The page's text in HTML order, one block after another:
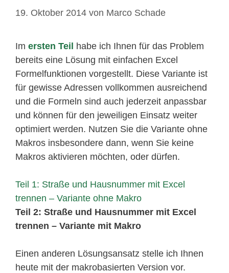
19. Oktober 2014 von Marco Schade
Im ersten Teil
habe ich Ihnen für das Problem
bereits eine Lösung mit einfachen Excel
Formelfunktionen vorgestellt. Diese Variante ist
für gewisse Adressen vollkommen ausreichend
und die Formeln sind auch jederzeit anpassbar
und können für den jeweiligen Einsatz weiter
optimiert werden. Nutzen Sie die Variante ohne
Makros insbesondere dann, wenn Sie keine
Makros aktivieren möchten, oder dürfen.
Teil 1: Straße und Hausnummer mit Excel
trennen – Variante ohne Makro
Teil 2: Straße und Hausnummer mit Excel
trennen – Variante mit Makro
Einen anderen Lösungsansatz stelle ich Ihnen
heute mit der makrobasierten Version vor.